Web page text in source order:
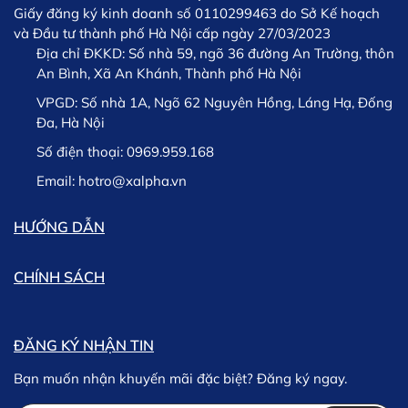
Lưu ý: Trường hợp phát sinh chậm trễ trong việc giao
hàng chúng tôi sẽ thông tin kịp thời cho khách hàng và
chờ hàng.
Giấy đăng ký kinh doanh số 0110299463 do Sở Kế hoạch
và Đầu tư thành phố Hà Nội cấp ngày 27/03/2023
Địa chỉ ĐKKD: Số nhà 59, ngõ 36 đường An Trường, thôn
An Bình, Xã An Khánh, Thành phố Hà Nội
VPGD: Số nhà 1A, Ngõ 62 Nguyên Hồng, Láng Hạ, Đống
Đa, Hà Nội
Số điện thoại: 0969.959.168
Email: hotro@xalpha.vn
HƯỚNG DẪN
CHÍNH SÁCH
ĐĂNG KÝ NHẬN TIN
Bạn muốn nhận khuyến mãi đặc biệt? Đăng ký ngay.